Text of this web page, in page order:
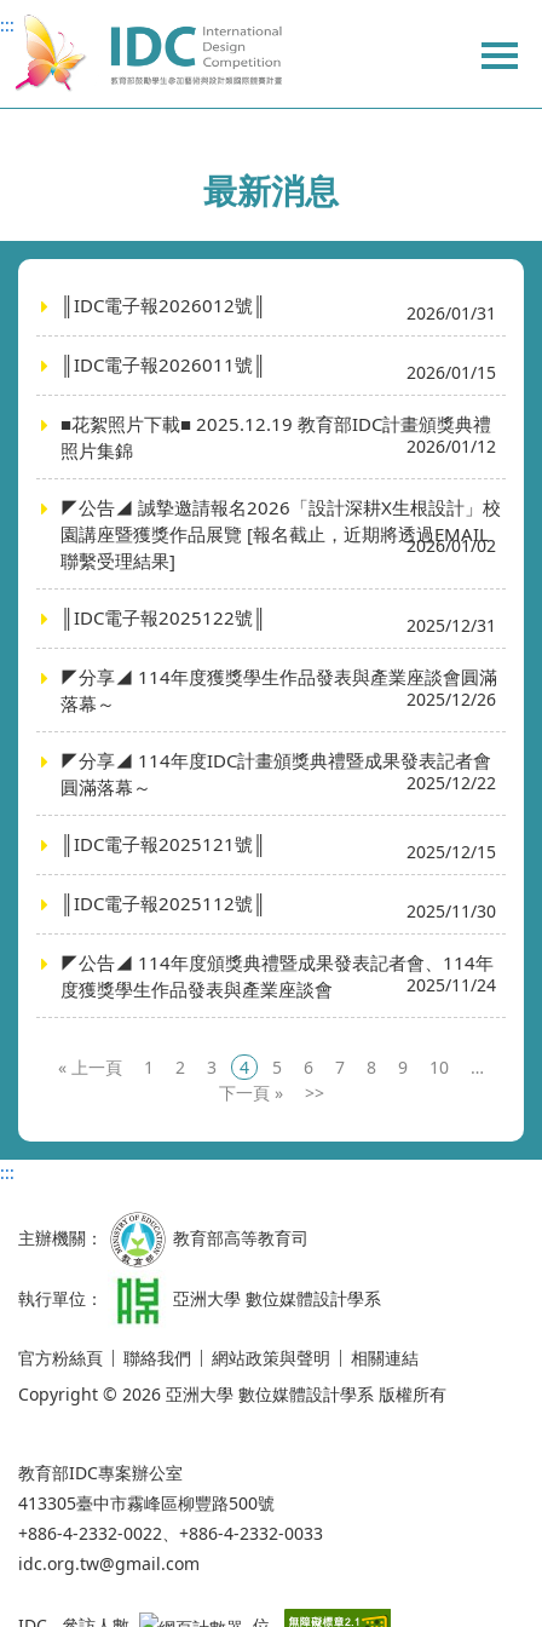
主
要
內
::: 主
要
內
上
方
選
最新消息
║IDC電子報2026012號║ 2026/01/31
║IDC電子報2026011號║ 2026/01/15
■花絮照片下載■ 2025.12.19 教育部IDC計畫頒獎典禮
照片集錦
2026/01/12
◤公告◢ 誠摯邀請報名2026「設計深耕X生根設計」校
園講座暨獲獎作品展覽 [報名截止，近期將透過EMAIL
聯繫受理結果]
2026/01/02
║IDC電子報2025122號║ 2025/12/31
◤分享◢ 114年度獲獎學生作品發表與產業座談會圓滿
落幕～
2025/12/26
◤分享◢ 114年度IDC計畫頒獎典禮暨成果發表記者會
圓滿落幕～
2025/12/22
║IDC電子報2025121號║ 2025/12/15
║IDC電子報2025112號║ 2025/11/30
◤公告◢ 114年度頒獎典禮暨成果發表記者會、114年
度獲獎學生作品發表與產業座談會
2025/11/24
« 1 2 3 4 5 6 7 8 9 10
…
»
>>
:::
主辦機關： 教育部高等教育司
執行單位： 亞洲大學 數位媒體設計學系
官方粉絲頁 聯絡我們 網站政策與聲明
相關連結
Copyright © 2026 亞洲大學 數位媒體設計學系 版權所有
教育部IDC專案辦公室
413305臺中市霧峰區柳豐路500號
+886-4-2332-0022、+886-4-2332-0033
idc.org.tw@gmail.com